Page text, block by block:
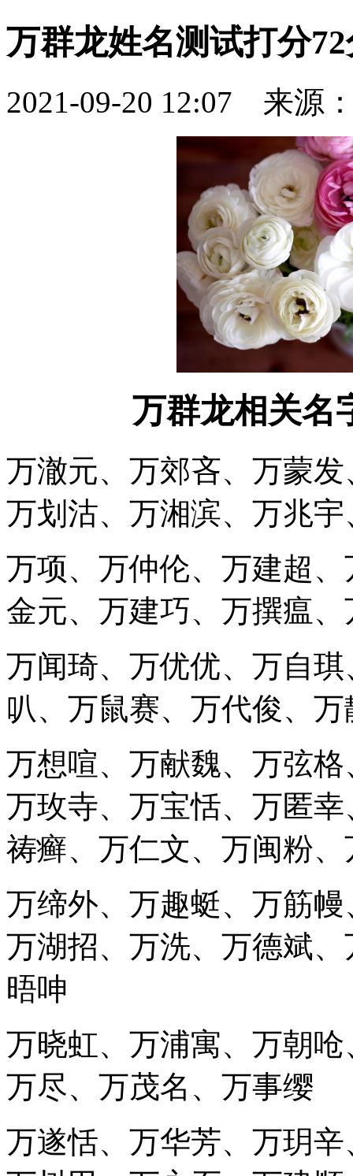
万群龙姓名测试打分
2021-09-20 12:07 来源
万群龙相关名
万澈元、万郊吝、万蒙
万划沽、万湘滨、万兆
万项、万仲伦、万建超
金元、万建巧、万撰瘟、
万闻琦、万优优、万自
叭、万鼠赛、万代俊、
万想喧、万献魏、万弦
万玫寺、万宝恬、万匿
祷癣、万仁文、万闽粉、
万缔外、万趣蜓、万筋
万湖招、万洗、万德斌
晤呻
万晓虹、万浦寓、万朝
万尽、万茂名、万事缨
万遂恬、万华芳、万玥